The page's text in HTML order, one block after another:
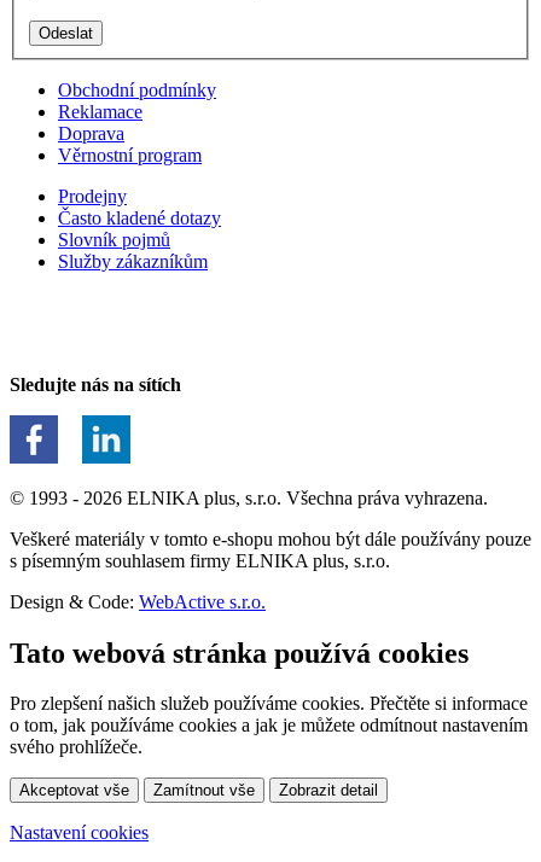
Obchodní podmínky
Reklamace
Doprava
Věrnostní program
Prodejny
Často kladené dotazy
Slovník pojmů
Služby zákazníkům
Sledujte nás na sítích
© 1993 - 2026 ELNIKA plus, s.r.o. Všechna práva vyhrazena.
Veškeré materiály v tomto e-shopu mohou být dále používány pouze
s písemným souhlasem firmy ELNIKA plus, s.r.o.
Design & Code: WebActive s.r.o.
Tato webová stránka používá cookies
Pro zlepšení našich služeb používáme cookies. Přečtěte si informace
o tom, jak používáme cookies a jak je můžete odmítnout nastavením
svého prohlížeče.
Akceptovat vše Zamítnout vše Zobrazit detail
Nastavení cookies